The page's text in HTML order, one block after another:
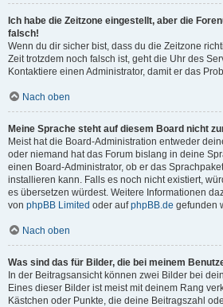
Ich habe die Zeitzone eingestellt, aber die
falsch!
Wenn du dir sicher bist, dass du die Zeitzone
Zeit trotzdem noch falsch ist, geht die Uhr des
Kontaktiere einen Administrator, damit er das
Nach oben
Meine Sprache steht auf diesem Board nicht
Meist hat die Board-Administration entweder
oder niemand hat das Forum bislang in deine
einen Board-Administrator, ob er das
installieren kann. Falls es noch nicht existiert,
es übersetzen würdest. Weitere Informationen
von phpBB Limited oder aufphpBB.de gefunden
Nach oben
Was sind das für Bilder, die bei meinem
In der Beitragsansicht können zwei Bilder bei
Eines dieser Bilder ist meist mit deinem Rang
Kästchen oder Punkte, die deine Beitragszahl